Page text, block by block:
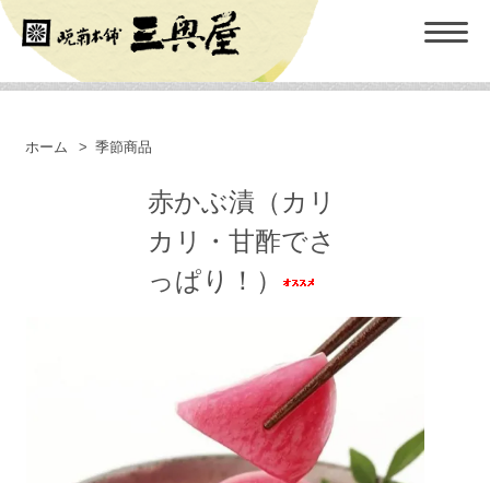
ホーム > 季節商品
赤かぶ漬（カリ
カリ・甘酢でさ
っぱり！）